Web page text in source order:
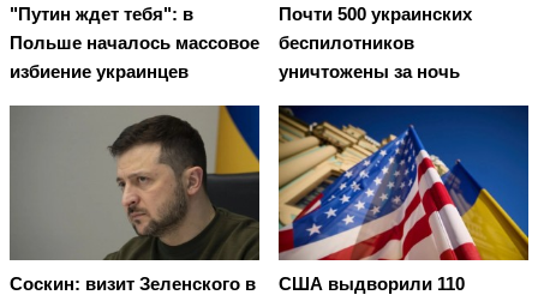
"Путин ждет тебя": в
Польше началось массовое
избиение украинцев
Почти 500 украинских
беспилотников
уничтожены за ночь
Соскин: визит Зеленского в
США выдворили 110